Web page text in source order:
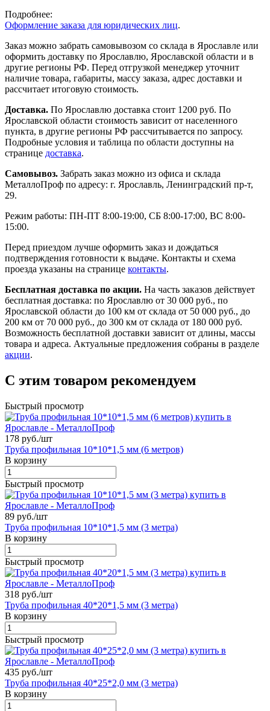
Подробнее:
Оформление заказа для юридических лиц.
Заказ можно забрать самовывозом со склада в Ярославле или
оформить доставку по Ярославлю, Ярославской области и в
другие регионы РФ. Перед отгрузкой менеджер уточнит
наличие товара, габариты, массу заказа, адрес доставки и
рассчитает итоговую стоимость.
Доставка. По Ярославлю доставка стоит 1200 руб. По
Ярославской области стоимость зависит от населенного
пункта, в другие регионы РФ рассчитывается по запросу.
Подробные условия и таблица по области доступны на
странице доставка.
Самовывоз. Забрать заказ можно из офиса и склада
МеталлоПроф по адресу: г. Ярославль, Ленинградский пр-т,
29.
Режим работы: ПН-ПТ 8:00-19:00, СБ 8:00-17:00, ВС 8:00-
15:00.
Перед приездом лучше оформить заказ и дождаться
подтверждения готовности к выдаче. Контакты и схема
проезда указаны на странице контакты.
Бесплатная доставка по акции. На часть заказов действует
бесплатная доставка: по Ярославлю от 30 000 руб., по
Ярославской области до 100 км от склада от 50 000 руб., до
200 км от 70 000 руб., до 300 км от склада от 180 000 руб.
Возможность бесплатной доставки зависит от длины, массы
товара и адреса. Актуальные предложения собраны в разделе
акции.
С этим товаром рекомендуем
Быстрый просмотр
178 руб./шт
Труба профильная 10*10*1,5 мм (6 метров)
В корзину
Быстрый просмотр
89 руб./шт
Труба профильная 10*10*1,5 мм (3 метра)
В корзину
Быстрый просмотр
318 руб./шт
Труба профильная 40*20*1,5 мм (3 метра)
В корзину
Быстрый просмотр
435 руб./шт
Труба профильная 40*25*2,0 мм (3 метра)
В корзину